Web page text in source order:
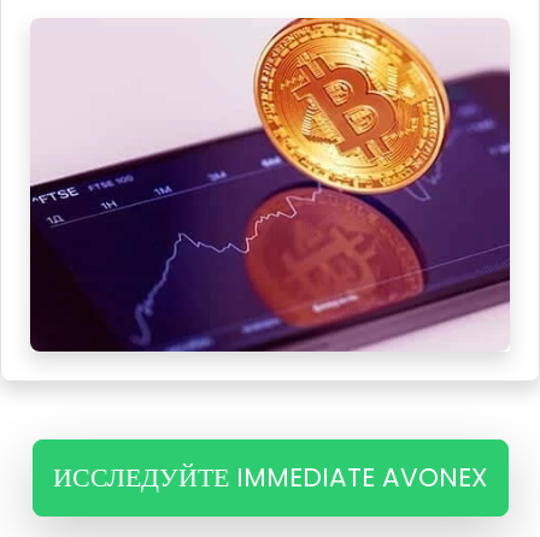
ИССЛЕДУЙТЕ IMMEDIATE AVONEX